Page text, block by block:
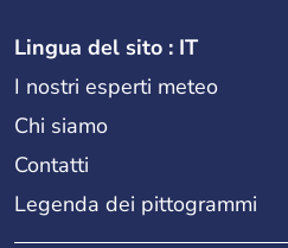
Lingua del sito : IT
I nostri esperti meteo
Chi siamo
Contatti
Legenda dei pittogrammi